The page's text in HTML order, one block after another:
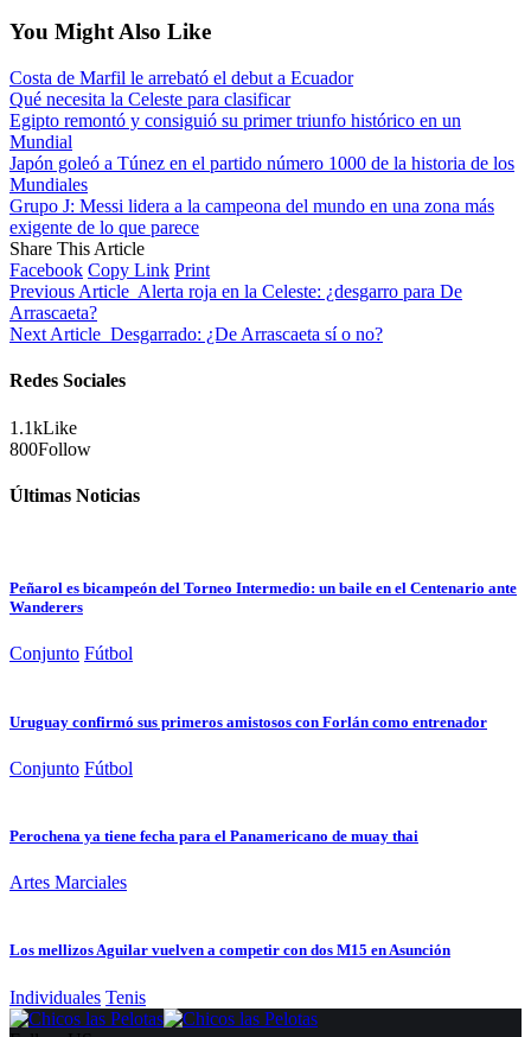
You Might Also Like
Costa de Marfil le arrebató el debut a Ecuador
Qué necesita la Celeste para clasificar
Egipto remontó y consiguió su primer triunfo histórico en un
Mundial
Japón goleó a Túnez en el partido número 1000 de la historia de los
Mundiales
Grupo J: Messi lidera a la campeona del mundo en una zona más
exigente de lo que parece
Share This Article
Facebook Copy Link Print
Previous Article Alerta roja en la Celeste: ¿desgarro para De
Arrascaeta?
Next Article Desgarrado: ¿De Arrascaeta sí o no?
Redes Sociales
1.1kLike
800Follow
Últimas Noticias
Peñarol es bicampeón del Torneo Intermedio: un baile en el Centenario ante
Wanderers
Conjunto Fútbol
Uruguay confirmó sus primeros amistosos con Forlán como entrenador
Conjunto Fútbol
Perochena ya tiene fecha para el Panamericano de muay thai
Artes Marciales
Los mellizos Aguilar vuelven a competir con dos M15 en Asunción
Individuales Tenis